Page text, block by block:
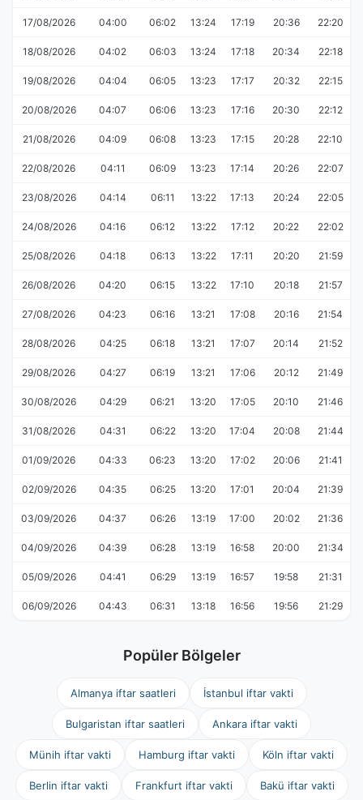
17/08/2026 04:00 06:02 13:24 17:19 20:36 22:20
18/08/2026 04:02 06:03 13:24 17:18 20:34 22:18
19/08/2026 04:04 06:05 13:23 17:17 20:32 22:15
20/08/2026 04:07 06:06 13:23 17:16 20:30 22:12
21/08/2026 04:09 06:08 13:23 17:15 20:28 22:10
22/08/2026 04:11 06:09 13:23 17:14 20:26 22:07
23/08/2026 04:14 06:11 13:22 17:13 20:24 22:05
24/08/2026 04:16 06:12 13:22 17:12 20:22 22:02
25/08/2026 04:18 06:13 13:22 17:11 20:20 21:59
26/08/2026 04:20 06:15 13:22 17:10 20:18 21:57
27/08/2026 04:23 06:16 13:21 17:08 20:16 21:54
28/08/2026 04:25 06:18 13:21 17:07 20:14 21:52
29/08/2026 04:27 06:19 13:21 17:06 20:12 21:49
30/08/2026 04:29 06:21 13:20 17:05 20:10 21:46
31/08/2026 04:31 06:22 13:20 17:04 20:08 21:44
01/09/2026 04:33 06:23 13:20 17:02 20:06 21:41
02/09/2026 04:35 06:25 13:20 17:01 20:04 21:39
03/09/2026 04:37 06:26 13:19 17:00 20:02 21:36
04/09/2026 04:39 06:28 13:19 16:58 20:00 21:34
05/09/2026 04:41 06:29 13:19 16:57 19:58 21:31
06/09/2026 04:43 06:31 13:18 16:56 19:56 21:29
Popüler Bölgeler
Almanya iftar saatleri İstanbul iftar vakti
Bulgaristan iftar saatleri Ankara iftar vakti
Münih iftar vakti Hamburg iftar vakti Köln iftar vakti
Berlin iftar vakti Frankfurt iftar vakti Bakü iftar vakti